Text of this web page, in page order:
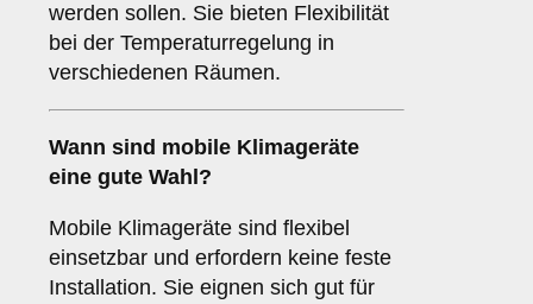
werden sollen. Sie bieten Flexibilität
bei der Temperaturregelung in
verschiedenen Räumen.
Wann sind mobile Klimageräte
eine gute Wahl?
Mobile Klimageräte sind flexibel
einsetzbar und erfordern keine feste
Installation. Sie eignen sich gut für